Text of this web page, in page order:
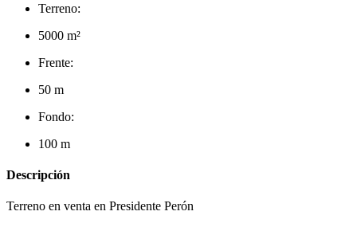
Terreno:
5000 m²
Frente:
50 m
Fondo:
100 m
Descripción
Terreno en venta en Presidente Perón